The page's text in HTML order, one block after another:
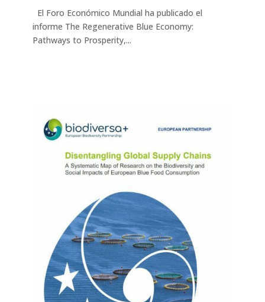
El Foro Económico Mundial ha publicado el
informe The Regenerative Blue Economy:
Pathways to Prosperity,...